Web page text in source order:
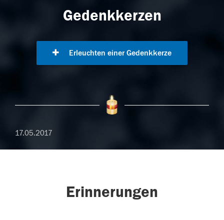
Gedenkkerzen
Erleuchten einer Gedenkkerze
17.05.2017
Erinnerungen